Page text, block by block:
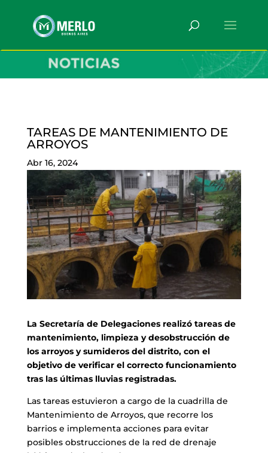
TAREAS DE MANTENIMIENTO DE
ARROYOS
Abr 16, 2024
La Secretaría de Delegaciones realizó tareas de
mantenimiento, limpieza y desobstrucción de
los arroyos y sumideros del distrito, con el
objetivo de verificar el correcto funcionamiento
tras las últimas lluvias registradas.
Las tareas estuvieron a cargo de la cuadrilla de
Mantenimiento de Arroyos, que recorre los
barrios e implementa acciones para evitar
posibles obstrucciones de la red de drenaje